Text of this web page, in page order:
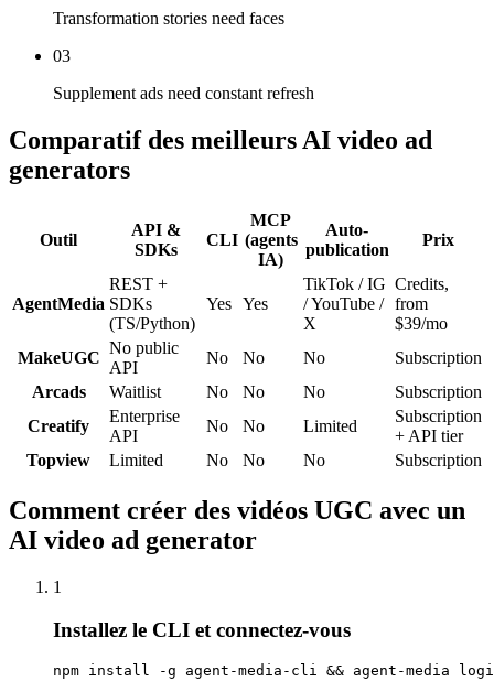
Transformation stories need faces
03
Supplement ads need constant refresh
Comparatif des meilleurs AI video ad
generators
Outil
API &
SDKs
CLI
MCP
(agents
IA)
Auto-
publication
Prix
AgentMedia
REST +
SDKs
(TS/Python)
Yes Yes
TikTok / IG
/ YouTube /
X
Credits,
from
$39/mo
MakeUGC
No public
API
No No No
Subscription
Arcads
Waitlist No No No
Subscription
Creatify
Enterprise
API
No No Limited
Subscription
+ API tier
Topview
Limited No No No Subscription
Comment créer des vidéos UGC avec un
AI video ad generator
1
Installez le CLI et connectez-vous
npm install -g agent-media-cli && agent-media